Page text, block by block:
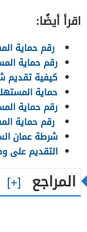
اقرأ أيضًا:
رقم حماية
رقم حماية
كيفية
حماية
رقم حماية
رقم حماية
شرطة عمان
التقديم على
المراجع